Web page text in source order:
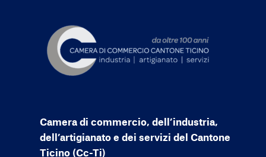
Camera di commercio, dell’industria,
dell’artigianato e dei servizi del Cantone
Ticino (Cc-Ti)